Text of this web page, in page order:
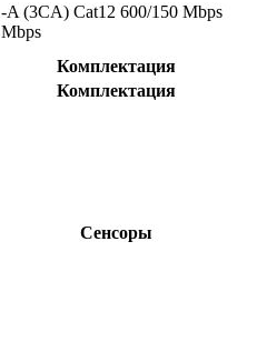
-A (3CA) Cat12 600/150 Mbps
Mbps
Комплектация
Комплектация
Сенсоры